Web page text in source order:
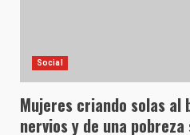
Social
Mujeres criando solas al
nervios y de una pobreza